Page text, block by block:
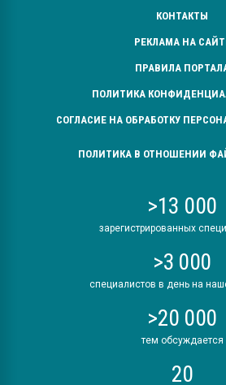
КОНТАКТЫ
РЕКЛАМА НА
ПРАВИЛА
ПОЛИТИКА
СОГЛАСИЕ НА ОБРАБОТКУ
ПОЛИТИКА В ОТНОШЕНИИ
>13 000
зарегистрированных
>3 000
специалистов в день на
>20 000
тем обсуждается
20